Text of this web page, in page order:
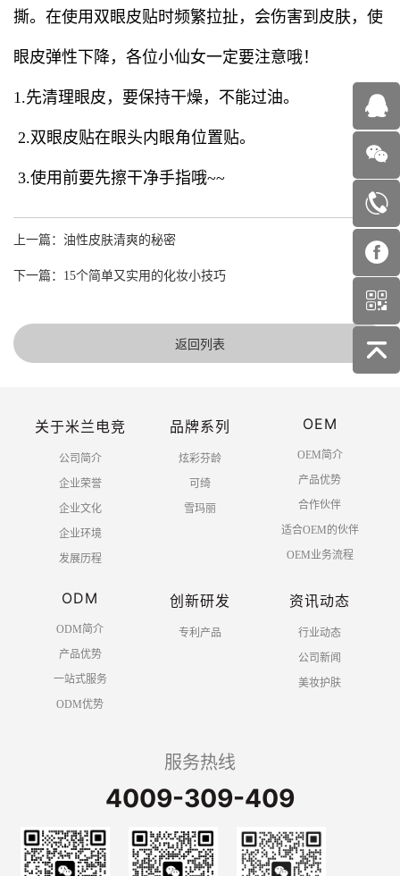
撕。在使用双眼皮贴时频繁拉扯，会伤害到皮肤，使
眼皮弹性下降，各位小仙女一定要注意哦！
1.先清理眼皮，要保持干燥，不能过油。
2.双眼皮贴在眼头内眼角位置贴。
3.使用前要先擦干净手指哦~~
上一篇：油性皮肤清爽的秘密
下一篇：15个简单又实用的化妆小技巧
返回列表
关于米兰电竞
公司简介
企业荣誉
企业文化
企业环境
发展历程
品牌系列
炫彩芬龄
可绮
雪玛丽
OEM
OEM简介
产品优势
合作伙伴
适合OEM的伙伴
OEM业务流程
ODM
ODM简介
产品优势
一站式服务
ODM优势
创新研发
专利产品
资讯动态
行业动态
公司新闻
美妆护肤
服务热线
4009-309-409